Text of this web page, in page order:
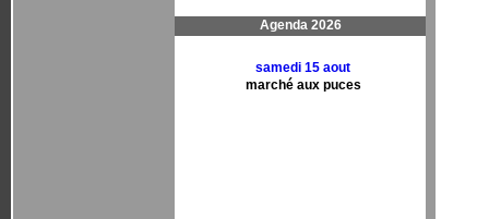
Agenda 2026
samedi 15 aout
marché aux puces